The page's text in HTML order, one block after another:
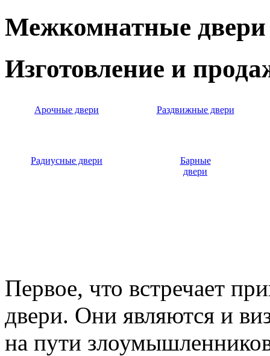
Межкомнатные двери
Изготовление и
Арочные двери Раздвижные двери
Радиусные двери
Барные
двери
Первое, что встречает
двери. Они являются и
на пути